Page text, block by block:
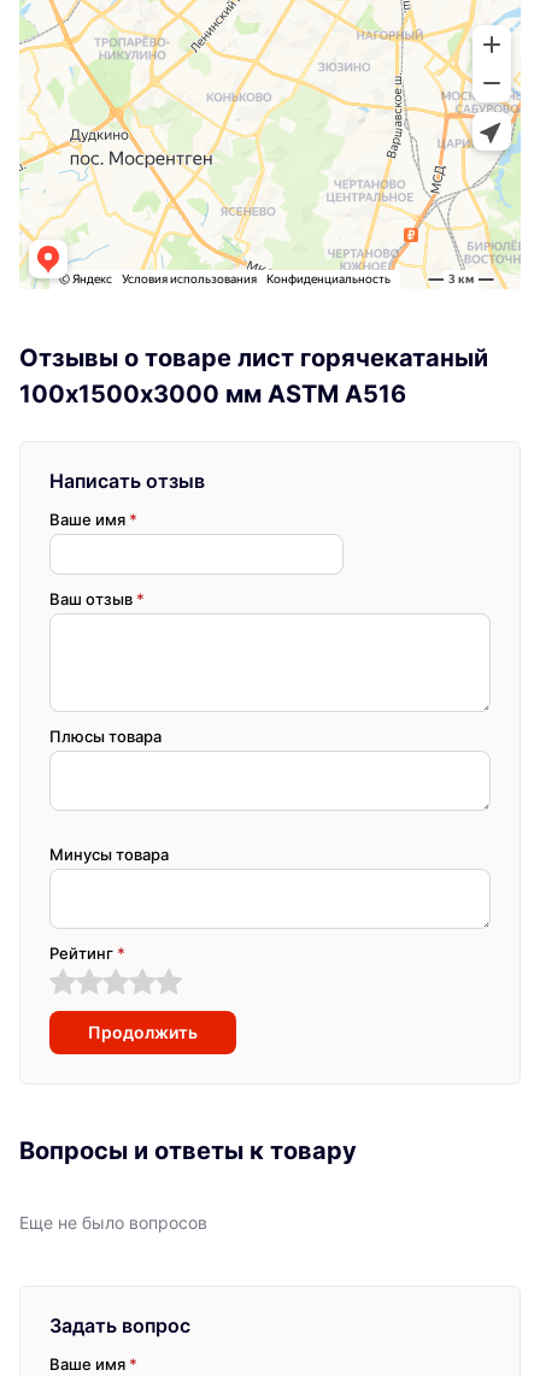
Отзывы о товаре лист горячекатаный
100х1500х3000 мм ASTM A516
Написать отзыв
Ваше имя *
Ваш отзыв *
Плюсы товара
Минусы товара
Рейтинг *
Продолжить
Вопросы и ответы к товару
Еще не было вопросов
Задать вопрос
Ваше имя *